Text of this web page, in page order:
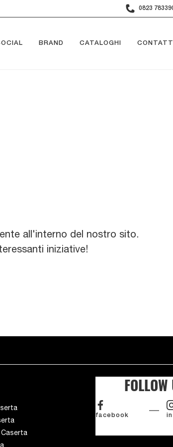
0823
BRAND CATALOGHI CONTATTI
all'interno del nostro sito.
iniziative!
FOLLOW
facebook